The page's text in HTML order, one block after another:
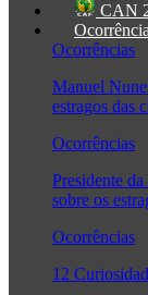
CAN
Ocorrências
Manuel
estragos das
Ocorrências
Presidente
sobre os
Ocorrências
12